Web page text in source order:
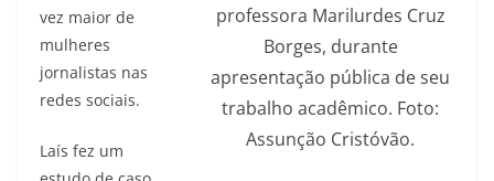
professora Marilurdes Cruz
Borges, durante
apresentação pública de seu
trabalho acadêmico. Foto:
Assunção Cristóvão.
vez maior de
mulheres
jornalistas nas
redes sociais.
Laís fez um